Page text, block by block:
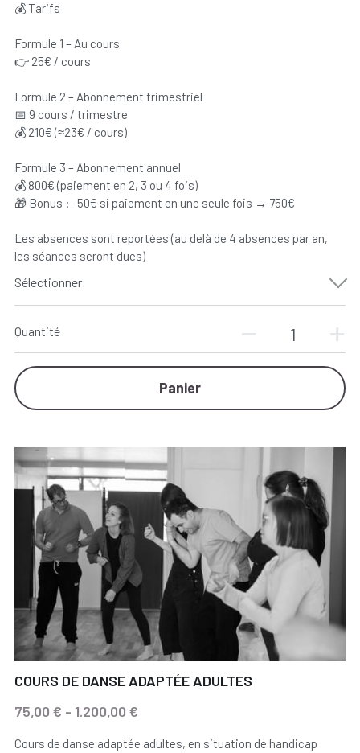
💰 Tarifs
Formule 1 – Au cours
👉 25€ / cours
Formule 2 – Abonnement trimestriel
📅 9 cours / trimestre
💰 210€ (≈23€ / cours)
Formule 3 – Abonnement annuel
💰 800€ (paiement en 2, 3 ou 4 fois)
🎁 Bonus : -50€ si paiement en une seule fois → 750€
Les absences sont reportées (au delà de 4 absences par an,
les séances seront dues)
Sélectionner
Quantité
Panier
COURS DE DANSE ADAPTÉE ADULTES
75,00 € - 1.200,00 €
Cours de danse adaptée adultes, en situation de handicap